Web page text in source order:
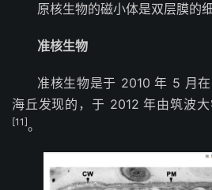
原核生物的磁小体是双层膜的细
准核生物
准核生物是于 2010 年 5 月
海丘发现的，于 2012 年由筑波
[11]。